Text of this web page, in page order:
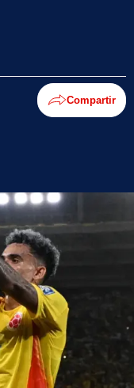
Compartir